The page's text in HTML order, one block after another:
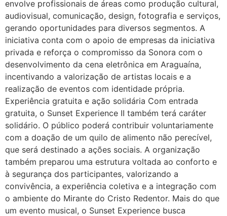
envolve profissionais de áreas como produção cultural,
audiovisual, comunicação, design, fotografia e serviços,
gerando oportunidades para diversos segmentos. A
iniciativa conta com o apoio de empresas da iniciativa
privada e reforça o compromisso da Sonora com o
desenvolvimento da cena eletrônica em Araguaína,
incentivando a valorização de artistas locais e a
realização de eventos com identidade própria.
Experiência gratuita e ação solidária Com entrada
gratuita, o Sunset Experience II também terá caráter
solidário. O público poderá contribuir voluntariamente
com a doação de um quilo de alimento não perecível,
que será destinado a ações sociais. A organização
também preparou uma estrutura voltada ao conforto e
à segurança dos participantes, valorizando a
convivência, a experiência coletiva e a integração com
o ambiente do Mirante do Cristo Redentor. Mais do que
um evento musical, o Sunset Experience busca